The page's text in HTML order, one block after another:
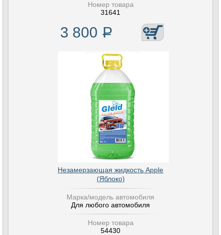
Номер товара
31641
3 800 Р
Незамерзающая жидкость Apple
(Яблоко)
Марка/модель автомобиля
Для любого автомобиля
Номер товара
54430